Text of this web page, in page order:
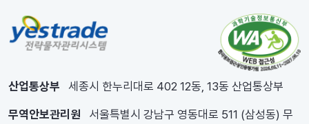
산업통상부 세종시 한누리대로 402 12동, 13동 산업통상부
무역안보관리원
서울특별시 강남구 영동대로 511 (삼성동) 무